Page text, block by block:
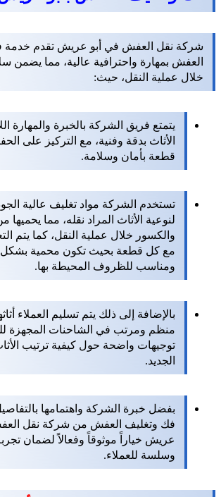
شركة نقل العفش في أبو عريش تقدم خدمة
العفش بمهارة واحترافية عالية، مما يضمن
خلال عملية النقل، حيث:
يتمتع فريق الشركة بالخبرة والمهارة
الأثاث بدقة وفنية، مع التركيز على
قطعة بأمان وسلامة.
تستخدم الشركة مواد تغليف عالية
لنوعية الأثاث المراد نقله، مما
والكسور خلال عملية النقل، كما يتم
مع كل قطعة بحيث تكون محمية
ومناسب للظروف المحيطة بها.
بالإضافة إلى ذلك يتم تسليم العملاء
منظم ومرتب في الشاحنات المجهزة
توجيهات واضحة حول كيفية ترتيب
الجديد.
بفضل خبرة الشركة واهتمامها
فك وتغليف العفش من شركة نقل
عريش خياراً موثوقاً وفعالاً لضمان
وسلسة للعملاء.